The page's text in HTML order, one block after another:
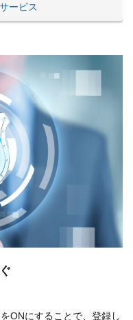
ービス
ONにすることで、登録し